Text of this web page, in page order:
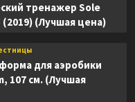
тренажер Sole
(2019) (Лучшая цена)
для аэробики
107 см. (Лучшая